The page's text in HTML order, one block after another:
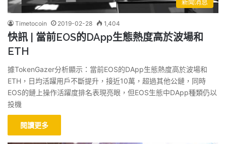
Timetocoin 2019-02-28 1,404
快訊 | 當前EOS的DApp生態熱度高於波場和
ETH
據TokenGazer分析顯示：當前EOS的DApp生態熱度高於波場和
ETH，日均活躍用戶不斷提升，接近10萬，超過其他公鏈，同時
EOS的鏈上操作活躍度排名表現亮眼，但EOS生態中DApp種類仍以
投機
閱讀更多